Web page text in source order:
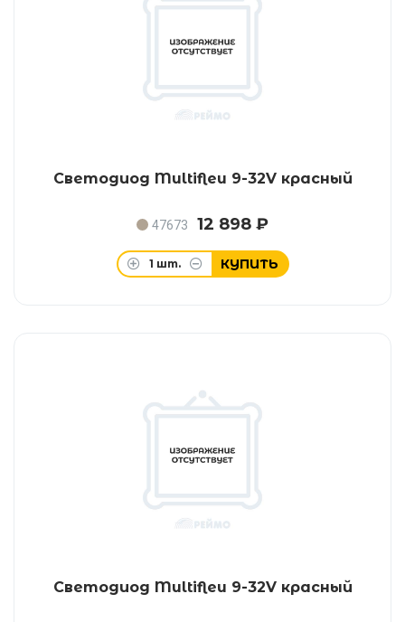
Светодиод Multifleu 9-32V красный
47673 12 898 ₽
1 шт. КУПИТЬ
Светодиод Multifleu 9-32V красный